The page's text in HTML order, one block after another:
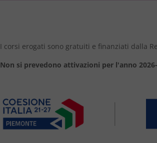
I corsi erogati sono gratuiti e finanziati dalla
Non si prevedono attivazioni per l'anno